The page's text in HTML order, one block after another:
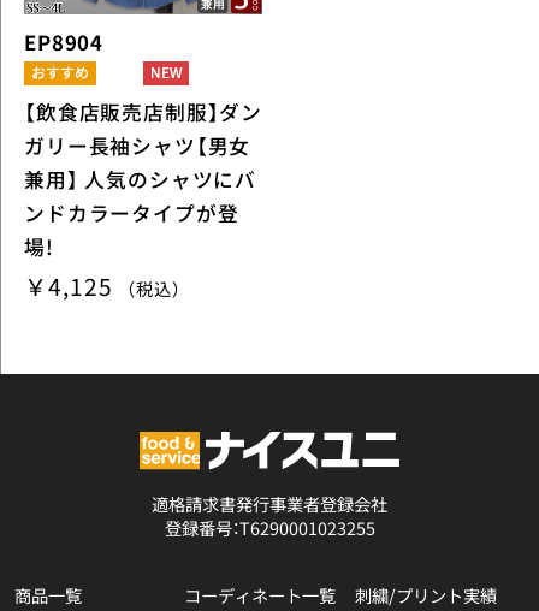
EP8904
【飲食店販売店制服】ダン
ガリー長袖シャツ【男女
兼用】 人気のシャツにバ
ンドカラータイプが登
場!
￥4,125 （税込）
適格請求書発行事業者登録会社
登録番号：T6290001023255
商品一覧 コーディネート一覧 刺繍/プリント実績